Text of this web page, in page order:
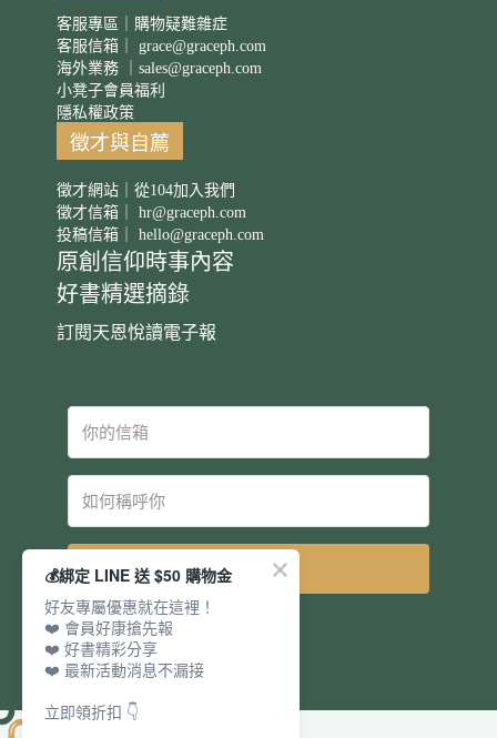
客服專區｜購物疑難雜症
客服信箱｜ grace@graceph.com
海外業務 ｜ sales@graceph.com
小凳子會員福利
隱私權政策
徵才與自薦
徵才網站｜從104加入我們
徵才信箱｜ hr@graceph.com
投稿信箱｜ hello@graceph.com
原創信仰時事內容
好書精選摘錄
訂閱天恩悅讀電子報
立即訂閱
💰綁定 LINE 送 $50 購物金
好友專屬優惠就在這裡！
❤️ 會員好康搶先報
❤️ 好書精彩分享
❤️ 最新活動消息不漏接
立即領折扣 👇